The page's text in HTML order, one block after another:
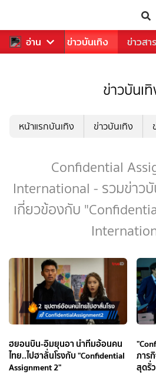
อ่าน
ฬา ข่าว ข่าวบันเทิง ข่าวสา
ข่าวบันเ
หน้าแรกบันเทิง ข่าวบันเทิง
Confidential
International - รวมข่าว
เกี่ยวข้องกับ
ฮยอนบิน-อิมยุนอา นำทีมอ้อนคน
ไทย..ไปฮาลั่นโรงกับ "Confidential
Assignment 2"
ภาร
สุดรั่